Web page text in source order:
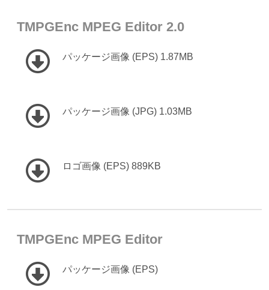
TMPGEnc MPEG Editor 2.0
パッケージ画像 (EPS) 1.87MB
パッケージ画像 (JPG) 1.03MB
ロゴ画像 (EPS) 889KB
TMPGEnc MPEG Editor
パッケージ画像 (EPS)